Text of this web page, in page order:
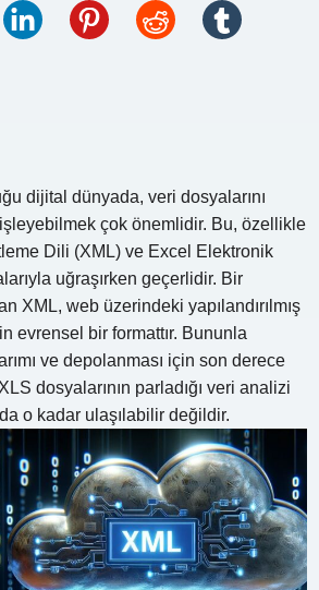
dijital dünyada, veri dosyalarını
çok önemlidir. Bu, özellikle
Dili (XML) ve Excel Elektronik
uğraşırken geçerlidir. Bir
XML, web üzerindeki yapılandırılmış
evrensel bir formattır. Bununla
ve depolanması için son derece
dosyalarının parladığı veri analizi
o kadar ulaşılabilir değildir.